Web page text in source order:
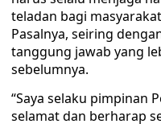
teladan bagi
Pasalnya, seiring
tanggung jawab yang
sebelumnya.
“Saya selaku pimpinan
selamat dan berharap